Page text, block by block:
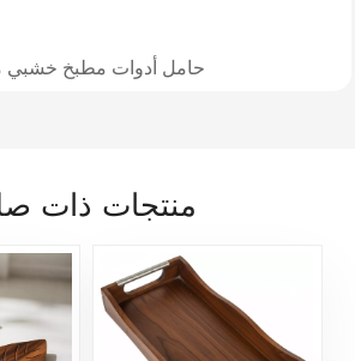
حامل أدوات مطبخ
منتجات ذات